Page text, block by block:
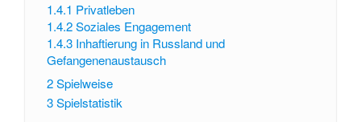
1.4.1 Privatleben
1.4.2Soziales Engagement
1.4.3 Inhaftierung in Russland und
Gefangenenaustausch
2Spielweise
3Spielstatistik